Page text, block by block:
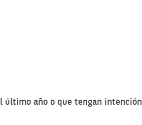
último año o que tengan intención